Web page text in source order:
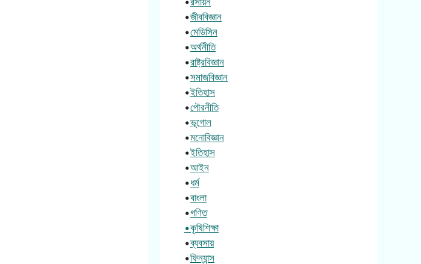
•জীববিজ্ঞান
•মেডিসিন
•অর্থনীতি
•রাষ্ট্রবিজ্ঞান
•সমাজবিজ্ঞান
•ইতিহাস
•পৌরনীতি
•ভূগোল
•মনোবিজ্ঞান
•ইতিহাস
•আইন
•ধর্ম
•বাংলা
•গণিত
•কৃষিশিক্ষা
•ব্যবসায়
•ফিন্যান্স